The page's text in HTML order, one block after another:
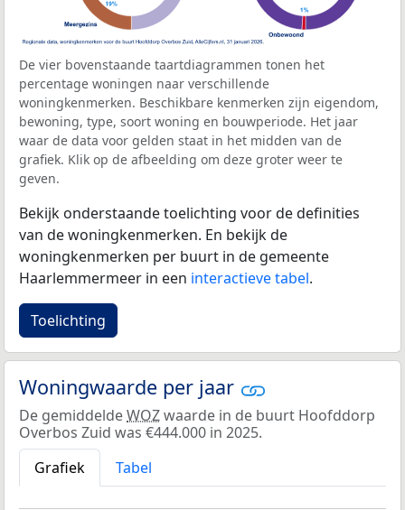
De vier bovenstaande taartdiagrammen tonen het
percentage woningen naar verschillende
woningkenmerken. Beschikbare kenmerken zijn eigendom,
bewoning, type, soort woning en bouwperiode. Het jaar
waar de data voor gelden staat in het midden van de
grafiek. Klik op de afbeelding om deze groter weer te
geven.
Bekijk onderstaande toelichting voor de definities
van de woningkenmerken. En bekijk de
woningkenmerken per buurt in de gemeente
Haarlemmermeer in een interactieve tabel.
Toelichting
Woningwaarde per jaar
De gemiddeldeWOZwaarde in de buurt Hoofddorp
Overbos Zuid was €444.000 in 2025.
Grafiek
Tabel